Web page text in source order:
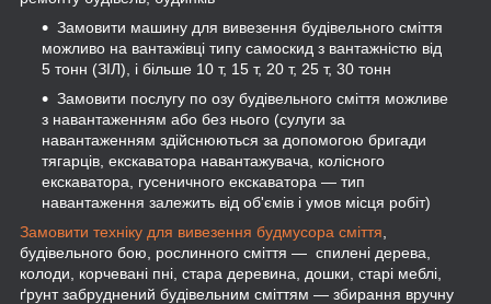
Замовити машину для вивезення будівельного сміття
можливо на вантажівці типу самоскид з вантажністю від
5 тонн (ЗІЛ), і більше 10 т, 15 т, 20 т, 25 т, 30 тонн
Замовити послугу по озу будівельного сміття можливе
з навантаженням або без нього (сулуги за
навантаженням здійснюються за допомогою бригади
тягарців, екскаватора навантажувача, колісного
екскаватора, гусеничного екскаватора — тип
навантаження залежить від об'ємів і умов місця робіт)
Замовити техніку для вивезення будмусора сміття
будівельного бою, рослинного сміття — спилені дерева,
колоди, корчевані пні, стара деревина, дошки, старі меблі,
ґрунт забруднений будівельним сміттям — збирання вручну